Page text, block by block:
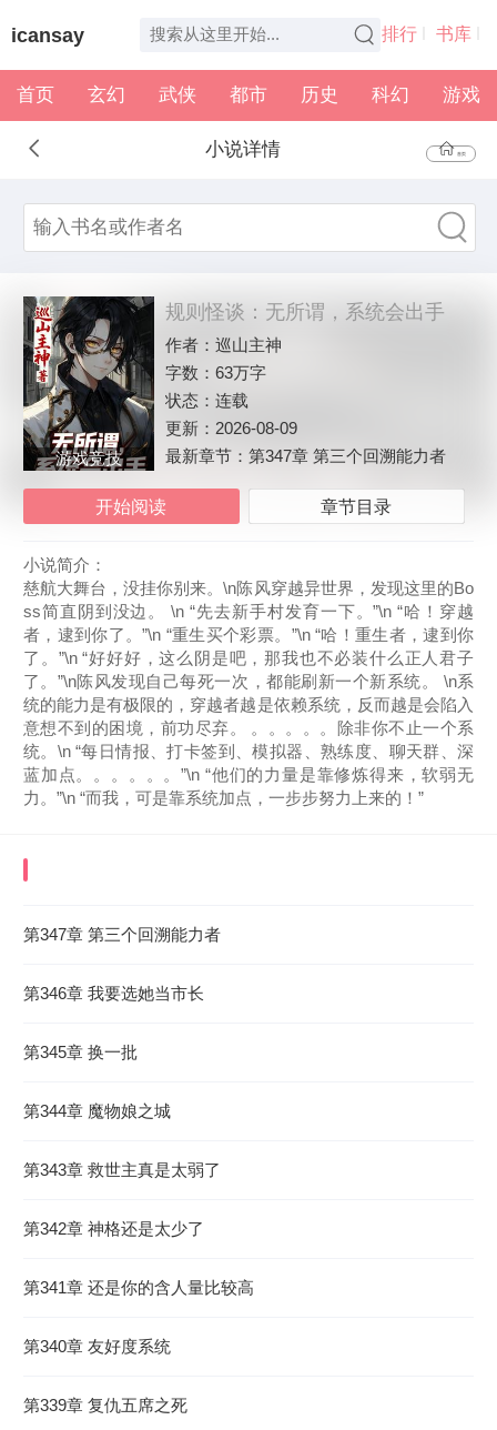
icansay 排行 书库
全本 书架
首页 玄幻 武侠 都市 历史 科幻 游戏
小说详情 首页
游戏竞技
规则怪谈：无所谓，系统会出手
作者：巡山主神
字数：63万字
状态：连载
更新： 2026-08-09
最新章节：第347章 第三个回溯能力者
开始阅读 章节目录
小说简介：
慈航大舞台，没挂你别来。\n陈风穿越异世界，发现这里的Bo
ss简直阴到没边。 \n “先去新手村发育一下。”\n “哈！穿越
者，逮到你了。”\n “重生买个彩票。”\n “哈！重生者，逮到你
了。”\n “好好好，这么阴是吧，那我也不必装什么正人君子
了。”\n陈风发现自己每死一次，都能刷新一个新系统。 \n系
统的能力是有极限的，穿越者越是依赖系统，反而越是会陷入
意想不到的困境，前功尽弃。 。。。。。除非你不止一个系
统。\n “每日情报、打卡签到、模拟器、熟练度、聊天群、深
蓝加点。。。。。。”\n “他们的力量是靠修炼得来，软弱无
力。”\n “而我，可是靠系统加点，一步步努力上来的！”
第347章 第三个回溯能力者
第346章 我要选她当市长
第345章 换一批
第344章 魔物娘之城
第343章 救世主真是太弱了
第342章 神格还是太少了
第341章 还是你的含人量比较高
第340章 友好度系统
第339章 复仇五席之死